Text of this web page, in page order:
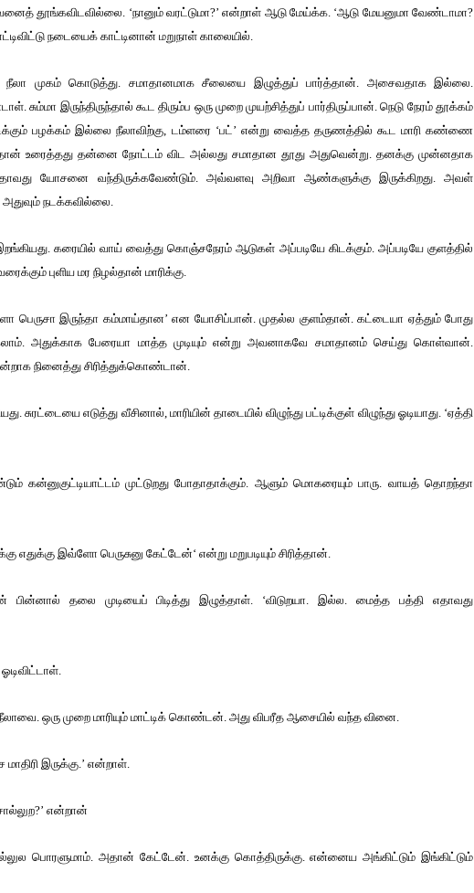
தூங்கவிடவில்லை. ‘நானும் வரட்டுமா?’ என்றாள் ஆடு மேய்க்க. ‘ஆடு மேயனுமா வேண்டாமா?
நடையைக் காட்டினான் மறுநாள் காலையில்.
நீலா முகம் கொடுத்து. சமாதானமாக சீலையை இழுத்துப் பார்த்தான். அசைவதாக இல்லை.
சும்மா இருந்திருந்தால் கூட திரும்ப ஒரு முறை முயற்சித்துப் பார்திருப்பான். நெடு நேரம் தூக்கம்
பழக்கம் இல்லை நீலாவிற்கு, டம்ளரை ‘பட்’ என்று வைத்த தருணத்தில் கூட மாரி கண்ணை
உரைத்தது தன்னை நோட்டம் விட அல்லது சமாதான தூது அதுவென்று. தனக்கு முன்னதாக
யோசனை வந்திருக்கவேண்டும். அவ்வளவு அறிவா ஆண்களுக்கு இருக்கிறது. அவள்
நடக்கவில்லை.
கரையில் வாய் வைத்து கொஞ்சநேரம் ஆடுகள் அப்படியே கிடக்கும். அப்படியே குளத்தில்
புளிய மர நிழல்தான் மாரிக்கு.
பெருசா இருந்தா கம்மாய்தான’ என யோசிப்பான். முதல்ல குளம்தான். கட்டையா ஏத்தும் போது
அதுக்காக பேரையா மாத்த முடியும் என்று அவனாகவே சமாதானம் செய்து கொள்வான்.
நினைத்து சிரித்துக்கொண்டான்.
சுரட்டையை எடுத்து வீசினால், மாரியின் தாடையில் விழுந்து பட்டிக்குள் விழுந்து ஓடியாது. ‘ஏத்தி
கன்னுகுட்டியாட்டம் முட்டுறது போதாதாக்கும். ஆளும் மொகரையும் பாரு. வாயத் தொறந்தா
இவ்ளோ பெருசுனு கேட்டேன்‘ என்று மறுபடியும் சிரித்தான்.
பின்னால் தலை முடியைப் பிடித்து இழுத்தாள். ‘விடுறயா. இல்ல. மைத்த பத்தி எதாவது
நீலாவை. ஒரு முறை மாரியும் மாட்டிக் கொண்டன். அது விபரீத ஆசையில் வந்த வினை.
மாதிரி இருக்கு.’ என்றாள்.
என்றான்
பொரளுமாம். அதான் கேட்டேன். உனக்கு கொத்திருக்கு. என்னைய அங்கிட்டும் இங்கிட்டும்